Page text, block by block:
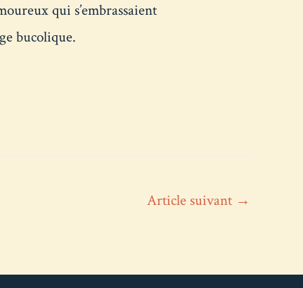
qui s’embrassaient
bucolique.
Article suivant →